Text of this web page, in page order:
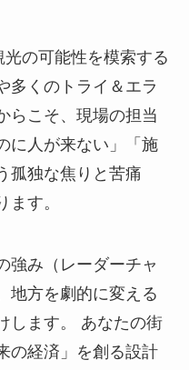
の可能性を模索する
多くのトライ＆エラ
らこそ、現場の担当
に人が来ない」「施
孤独な焦りと苦痛
す。
強み（レーダーチャ
地方を劇的に変える
します。 あなたの街
の経済」を創る設計